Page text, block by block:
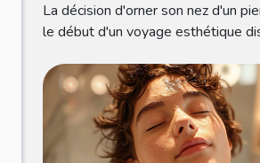
La décision d'orner son nez d'un
le début d'un voyage esthétique